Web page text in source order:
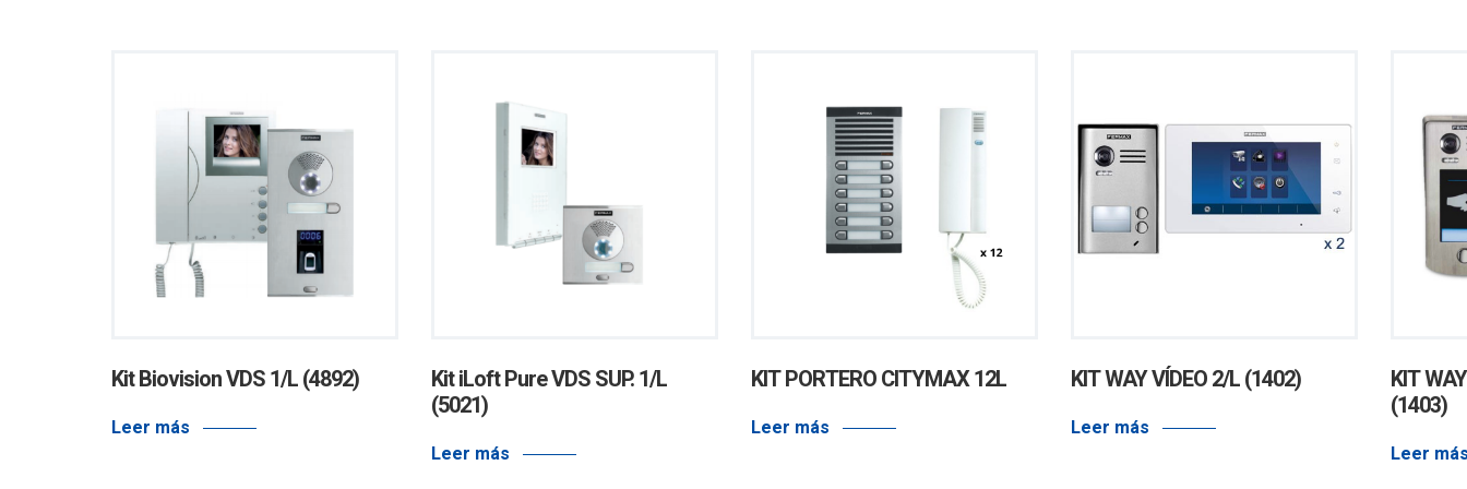
Kit Biovision VDS 1/L (4892)
Leer más
Kit iLoft Pure VDS SUP. 1/L
(5021)
Leer más
KIT PORTERO CITYMAX 12L
Leer más
KIT WAY VÍDEO 2/L (1402)
Leer más
KIT
(1403)
Leer